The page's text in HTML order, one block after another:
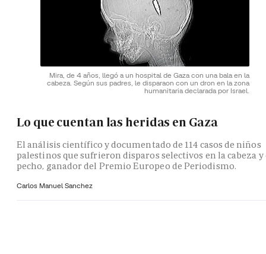
Mira, de 4 años, llegó a un hospital de Gaza con una bala en la
cabeza. Según sus padres, le disparaon con un dron en la zona
humanitaria declarada por Israel.
Lo que cuentan las heridas en Gaza
El análisis científico y documentado de 114 casos de niños
palestinos que sufrieron disparos selectivos en la cabeza y
pecho, ganador del Premio Europeo de Periodismo.
Carlos Manuel Sanchez